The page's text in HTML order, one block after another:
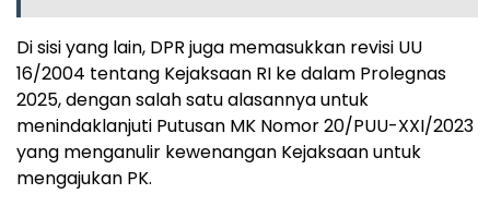
Di sisi yang lain, DPR juga memasukkan revisi UU
16/2004 tentang Kejaksaan RI ke dalam Prolegnas
2025, dengan salah satu alasannya untuk
menindaklanjuti Putusan MK Nomor 20/PUU-XXI/2023
yang menganulir kewenangan Kejaksaan untuk
mengajukan PK.